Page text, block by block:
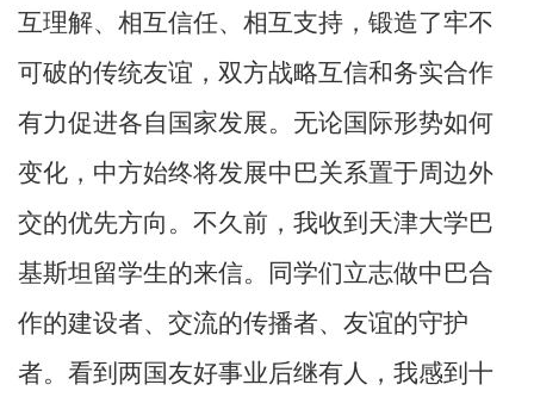
互理解、相互信任、相互支持，锻造了牢不
可破的传统友谊，双方战略互信和务实合作
有力促进各自国家发展。无论国际形势如何
变化，中方始终将发展中巴关系置于周边外
交的优先方向。不久前，我收到天津大学巴
基斯坦留学生的来信。同学们立志做中巴合
作的建设者、交流的传播者、友谊的守护
者。看到两国友好事业后继有人，我感到十